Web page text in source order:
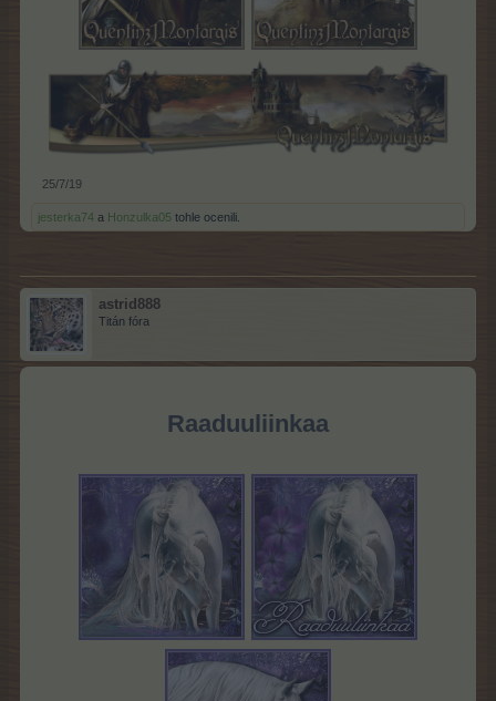
25/7/19
jesterka74 a Honzulka05 tohle ocenili.
astrid888
Titán fóra
Raaduuliinkaa